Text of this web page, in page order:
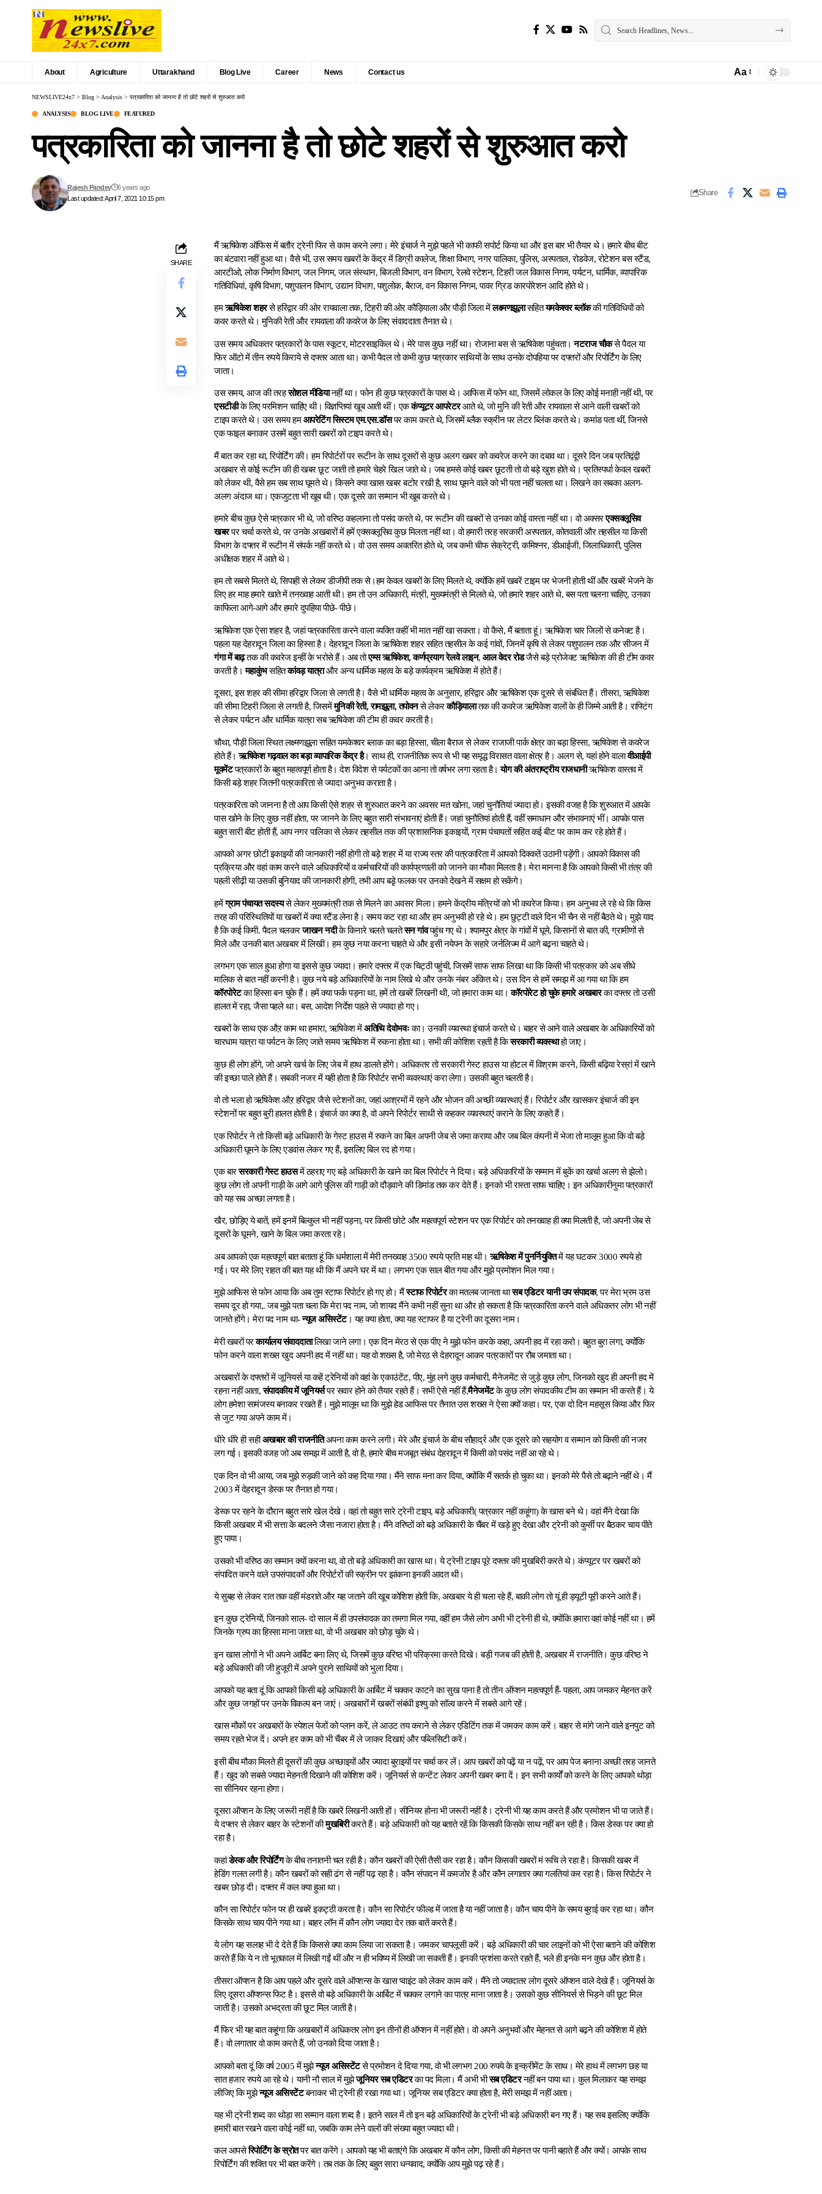
About Agriculture Uttarakhand Blog Live Career News Contact us Aa
NEWSLIVE24x7 > Blog > Analysis > पत्रकारिता को जानना है तो छोटे शहरों से शुरुआत करो
ANALYSIS BLOG LIVE FEATURED
पत्रकारिता को जानना है तो छोटे शहरों से शुरुआत करो
Last updated: April 7, 2021 10:15 pm
Rajesh Pandey 6 years ago
Share
SHARE
मैं ऋषिकेश ऑफिस में बतौर ट्रेनी फिर से काम करने लगा। मेरे इंचार्ज ने मुझे पहले भी काफी सपोर्ट किया था और इस बार भी तैयार थे। हमारे बीच बीट
का बंटवारा नहीं हुआ था। वैसे भी, उस समय खबरों के केंद्र में डिग्री कालेज, शिक्षा विभाग, नगर पालिका, पुलिस, अस्पताल, रोडवेज, रोटेशन बस स्टैंड,
आरटीओ, लोक निर्माण विभाग, जल निगम, जल संस्थान, बिजली विभाग, वन विभाग, रेलवे स्टेशन, टिहरी जल विकास निगम, पर्यटन, धार्मिक, व्यापारिक
गतिविधियां, कृषि विभाग, पशुपालन विभाग, उद्यान विभाग, पशुलोक, बैराज, वन विकास निगम, पावर ग्रिड कारपोरेशन आदि होते थे।
हमऋषिकेश शहरसे हरिद्वार की ओर रायवाला तक, टिहरी की ओर कौड़ियाला और पौड़ी जिला मेंलक्ष्मणझूलासहितयमकेश्वर ब्लॉककी गतिविधियों को
कवर करते थे। मुनिकी रेती और रायवाला की कवरेज के लिए संवाददाता तैनात थे।
उस समय अधिकतर पत्रकारों के पास स्कूटर, मोटरसाइकिल थे। मेरे पास कुछ नहीं था। रोजाना बस से ऋषिकेश पहुंचता।नटराज चौकसे पैदल या
फिर ऑटो में तीन रुपये किराये से दफ्तर आता था। कभी पैदल तो कभी कुछ पत्रकार साथियों के साथ उनके दोपहिया पर दफ्तरों और रिपोर्टिंग के लिए
जाता।
उस समय, आज की तरहसोशल मीडियानहीं था। फोन ही कुछ पत्रकारों के पास थे। आफिस में फोन था, जिसमें लोकल के लिए कोई मनाही नहीं थी, पर
एसटीडीके लिए परमिशन चाहिए थी। विज्ञप्तियां खूब आती थीं। एककंप्यूटर आपरेटरआते थे, जो मुनि की रेती और रायवाला से आने वाली खबरों को
टाइप करते थे। उस समय हमआपरेटिंग सिस्टम एम.एस.डॉसपर काम करते थे, जिसमें ब्लैक स्क्रीन पर लेटर ब्लिंक करते थे। कमांड पता थीं, जिनसे
एक फाइल बनाकर उसमें बहुत सारी खबरों को टाइप करते थे।
मैं बात कर रहा था, रिपोर्टिंग की। हम रिपोर्टरों पर रूटीन के साथ दूसरों से कुछ अलग खबर को कवरेज करने का दबाव था। दूसरे दिन जब प्रतिद्वंद्वी
अखबार से कोई रूटीन की ही खबर छूट जाती तो हमारे चेहरे खिल जाते थे। जब हमसे कोई खबर छूटती तो वो बड़े खुश होते थे। प्रतिस्पर्धा केवल खबरों
को लेकर थी, वैसे हम सब साथ घूमते थे। किसने क्या खास खबर बटोर रखी है, साथ घूमने वाले को भी पता नहीं चलता था। लिखने का सबका अलग-
अलग अंदाज था। एकजुटता भी खूब थी। एक दूसरे का सम्मान भी खूब करते थे।
हमारे बीच कुछ ऐसे पत्रकार भी थे, जो वरिष्ठ कहलाना तो पसंद करते थे, पर रूटीन की खबरों से उनका कोई वास्ता नहीं था। वो अक्सरएक्सक्लूसिव
खबरपर चर्चा करते थे, पर उनके अखबारों में हमें एक्सक्लूसिव कुछ मिलता नहीं था। वो हमारी तरह सरकारी अस्पताल, कोतवाली और तहसील या किसी
विभाग के दफ्तर में रूटीन में संपर्क नहीं करते थे। वो उस समय अवतरित होते थे, जब कभी चीफ सेक्रेट्री, कमिश्नर, डीआईजी, जिलाधिकारी, पुलिस
अधीक्षक शहर में आते थे।
हम तो सबसे मिलते थे, सिपाही से लेकर डीजीपी तक से।हम केवल खबरों के लिए मिलते थे, क्योंकि हमें खबरें टाइम पर भेजनी होती थीं और खबरें भेजने के
लिए हर माह हमारे खाते में तनख्वाह आती थी। हम तो उन अधिकारी, मंत्री, मुख्यमंत्री से मिलते थे, जो हमारे शहर आते थे, बस पता चलना चाहिए, उनका
काफिला आगे-आगे और हमारे दुपहिया पीछे- पीछे।
ऋषिकेश एक ऐसा शहर है, जहां पत्रकारिता करने वाला व्यक्ति कहीं भी मात नहीं खा सकता। वो कैसे, मैं बताता हूं। ऋषिकेश चार जिलों से कनेक्ट है।
पहला यह देहरादून जिला का हिस्सा है। देहरादून जिला के ऋषिकेश शहर सहित तहसील के कई गांवों, जिनमें कृषि से लेकर पशुपालन तक और सीजन में
गंगा में बाढ़तक की कवरेज इन्हीं के भरोसे हैं। अब तोएम्स ऋषिकेश, कर्णप्रयाग रेलवे लाइन,आल वेदर रोडजैसे बड़े प्रोजेक्ट ऋषिकेश की ही टीम कवर
करती है।महाकुंभसहितकांवड़ यात्राऔर अन्य धार्मिक महत्व के बड़े कार्यक्रम ऋषिकेश में होते हैं।
दूसरा, इस शहर की सीमा हरिद्वार जिला से लगती है। वैसे भी धार्मिक महत्व के अनुसार, हरिद्वार और ऋषिकेश एक दूसरे से संबंधित हैं। तीसरा, ऋषिकेश
की सीमा टिहरी जिला से लगती है, जिसमेंमुनिकी रेती, रामझूला, तपोवनसे लेकरकौड़ियालातक की कवरेज ऋषिकेश वालों के ही जिम्मे आती है। राफ्टिंग
से लेकर पर्यटन और धार्मिक यात्रा सब ऋषिकेश की टीम ही कवर करती है।
चौथा, पौड़ी जिला स्थित लक्ष्मणझूला सहित यमकेश्वर ब्लाक का बड़ा हिस्सा, चीला बैराज से लेकर राजाजी पार्क क्षेत्र का बड़ा हिस्सा, ऋषिकेश से कवरेज
होते हैं।ऋषिकेश गढ़वाल का बड़ा व्यापारिक केंद्र है। साथ ही, राजनीतिक रूप से भी यह समृद्ध विरासत वाला क्षेत्र है। अलग से, यहां होने वालावीआईपी
मूवमेंटपत्रकारों के बहुत महत्वपूर्ण होता है। देश विदेश से पर्यटकों का आना तो वर्षभर लगा रहता है।योग की अंतराष्ट्रीय राजधानीऋषिकेश वास्तव में
किसी बड़े शहर जितनी पत्रकारिता से ज्यादा अनुभव कराता है।
पत्रकारिता को जानना है तो आप किसी ऐसे शहर से शुरुआत करने का अवसर मत खोना, जहां चुनौतियां ज्यादा हो। इसकी वजह है कि शुरुआत में आपके
पास खोने के लिए कुछ नहीं होता, पर जानने के लिए बहुत सारी संभावनाएं होती हैं। जहां चुनौतियां होती हैं, वहीं समाधान और संभावनाएं भीं। आपके पास
बहुत सारी बीट होती हैं, आप नगर पालिका से लेकर तहसील तक की प्रशासनिक इकाइयों, ग्राम पंचायतों सहित कई बीट पर काम कर रहे होते हैं।
आपको अगर छोटी इकाइयों की जानकारी नहीं होगी तो बड़े शहर में या राज्य स्तर की पत्रकारिता में आपको दिक्कतें उठानी पड़ेंगी। आपको विकास की
प्रक्रिया और वहां काम करने वाले अधिकारियों व कर्मचारियों की कार्यप्रणाली को जानने का मौका मिलता है। मेरा मानना है कि आपको किसी भी तंत्र की
पहली सीढ़ी या उसकी बुनियाद की जानकारी होगी, तभी आप बडृ़े फलक पर उनको देखने में सक्षम हो सकेंगे।
हमेंग्राम पंचायत सदस्यसे लेकर मुख्यमंत्री तक से मिलने का अवसर मिला। हमने केंद्रीय मंत्रियों को भी कवरेज किया। हम अनुभव ले रहे थे कि किस
तरह की परिस्थितियों या खबरों में क्या स्टैंड लेना है। समय कट रहा था और हम अनुभवी हो रहे थे। हम छुट्टी वाले दिन भी चैन से नहीं बैठते थे। मुझे याद
है कि कई किमी. पैदल चलकरजाखन नदीके किनारे चलते चलतेसन गांवपहुंच गए थे। श्यामपुर क्षेत्र के गांवों में घूमे, किसानों से बात की, ग्रामीणों से
मिले और उनकी बात अखबार में लिखी। हम कुछ नया करना चाहते थे और इसी नयेपन के सहारे जर्नलिज्म में आगे बढ़ना चाहते थे।
लगभग एक साल हुआ होगा या इससे कुछ ज्यादा। हमारे दफ्तर में एक चिट्ठी पहुंची, जिसमें साफ साफ लिखा था कि किसी भी पत्रकार को अब सीधे
मालिक से बात नहीं करनी है। कुछ नये बड़े अधिकारियों के नाम लिखे थे और उनके नंबर अंकित थे। उस दिन से हमें समझ में आ गया था कि हम
कॉरपोरेटका हिस्सा बन चुके हैं। हमें क्या फर्क पड़ना था, हमें तो खबरें लिखनी थी, जो हमारा काम था।कॉरपोरेट हो चुके हमारे अखबारका दफ्तर तो उसी
हालत में रहा, जैसा पहले था। बस, आदेश निर्देश पहले से ज्यादा हो गए।
खबरों के साथ एक औऱ काम था हमारा, ऋषिकेश मेंअतिथि देवोभवःका। उनकी व्यवस्था इंचार्ज करते थे। बाहर से आने वाले अखबार के अधिकारियों को
चारधाम यात्रा या पर्यटन के लिए जाते समय ऋषिकेश में रुकना होता था। सभी की कोशिश रहती है किसरकारी व्यवस्थाहो जाए।
कुछ ही लोग होंगे, जो अपने खर्च के लिए जेब में हाथ डालते होंगे। अधिकतर तो सरकारी गेस्ट हाउस या होटल में विश्राम करने, किसी बढ़िया रेस्रां में खाने
की इच्छा पाले होते हैं। सबकी नजर में यही होता है कि रिपोर्टर सभी व्यवस्थाएं करा लेगा। उसकी बहुत चलती है।
वो तो भला हो ऋषिकेश औऱ हरिद्वार जैसे स्टेशनों का, जहां आश्रमों में रहने और भोजन की अच्छी व्यवस्थाएं हैं। रिपोर्टर और खासकर इंचार्ज की इन
स्टेशनों पर बहुत बुरी हालत होती है। इंचार्ज का क्या है, वो अपने रिपोर्टर साथी से कहकर व्यवस्थाएं कराने के लिए कहते हैं।
एक रिपोर्टर ने तो किसी बड़े अधिकारी के गेस्ट हाउस में रुकने का बिल अपनी जेब से जमा कराया और जब बिल कंपनी में भेजा तो मालूम हुआ कि वो बड़े
अधिकारी घूमने के लिए एडवांस लेकर गए हैं, इसलिए बिल रद हो गया।
एक बारसरकारी गेस्ट हाउसमें ठहराए गए बड़े अधिकारी के खाने का बिल रिपोर्टर ने दिया। बड़े अधिकारियों के सम्मान में बुकें का खर्चा अलग से झेलो।
कुछ लोग तो अपनी गाड़ी के आगे आगे पुलिस की गाड़ी को दौड़वाने की डिमांड तक कर देते हैं। इनको भी रास्ता साफ चाहिए। इन अधिकारीनुमा पत्रकारों
को यह सब अच्छा लगता है।
खैर, छोड़िए ये बातें, हमें इनमें बिल्कुल भी नहीं पड़ना, पर किसी छोटे और महत्वपूर्ण स्टेशन पर एक रिपोर्टर को तनख्वाह ही क्या मिलती है, जो अपनी जेब से
दूसरों के घूमने, खाने के बिल जमा करता रहे।
अब आपको एक महत्वपूर्ण बात बताता हूं कि धर्मशाला में मेरी तनख्वाह 3500 रुपये प्रति माह थी।ऋषिकेश में पुनर्नियुक्तिमें यह घटकर 3000 रुपये हो
गई। पर मेरे लिए राहत की बात यह थी कि मैं अपने घर में था। लगभग एक साल बीत गया और मुझे प्रमोशन मिल गया।
मुझे आफिस से फोन आया कि अब तुम स्टाफ रिपोर्टर हो गए हो। मैंस्टाफ रिपोर्टरका मतलब जानता थासब एडिटर यानी उप संपादक, पर मेरा भ्रम उस
समय दूर हो गया,. जब मुझे पता चला कि मेरा पद नाम, जो शायद मैंने कभी नहीं सुना था और हो सकता है कि पत्रकारिता करने वाले अधिकतर लोग भी नहीं
जानते होंगे। मेरा पद नाम था-न्यूज असिस्टेंट। यह क्या होता, क्या यह स्टाफर है या ट्रेनी का दूसरा नाम।
मेरी खबरों परकार्यालय संवाददातालिखा जाने लगा। एक दिन मेरठ से एक पीए ने मुझे फोन करके कहा, अपनी हद में रहा करो। बहुत बुरा लगा, क्योंकि
फोन करने वाला शख्स खुद अपनी हद में नहीं था। यह वो शख्स है, जो मेरठ से देहरादून आकर पत्रकारों पर रौब जमाता था।
अखबारों के दफ्तरों में जूनियर्स या कहें ट्रेनियों को वहां के एकाउंटेंट, पीए, मुंह लगे कुछ कर्मचारी, मैनेजमेंट से जुड़े कुछ लोग, जिनको खुद ही अपनी हद में
रहना नहीं आता,संपादकीय में जूनियर्सपर सवार होने को तैयार रहते हैं। सभी ऐसे नहीं हैं,मैनेजमेंटके कुछ लोग संपादकीय टीम का सम्मान भी करते हैं। ये
लोग हमेशा सामंजस्य बनाकर रखते हैं। मुझे मालूम था कि मुझे हेड आफिस पर तैनात उस शख्स ने ऐसा क्यों कहा। पर, एक दो दिन महसूस किया और फिर
से जुट गया अपने काम में।
धीरे धीरे ही सहीअखबार की राजनीतिअपना काम करने लगी। मेरे और इंचार्ज के बीच सौहार्द्र और एक दूसरे को सहयोग व सम्मान को किसी की नजर
लग गई। इसकी वजह जो अब समझ में आती है, वो है, हमारे बीच मजबूत संबंध देहरादून में किसी को पसंद नहीं आ रहे थे।
एक दिन वो भी आया, जब मुझे रुड़की जाने को कह दिया गया। मैंने साफ मना कर दिया, क्योंकि मैं सतर्क हो चुका था। इनको मेरे पैसे तो बढ़ाने नहीं थे। मैं
2003 में देहरादून डेस्क पर तैनात हो गया।
डेस्क पर रहने के दौरान बहुत सारे खेल देखे। वहां तो बहुत सारे ट्रेनी टाइप, बड़े अधिकारी( पत्रकार नहीं कहूंगा) के खास बने थे। वहां मैंने देखा कि
किसी अखबार में भी सत्ता के बदलने जैसा नजारा होता है। मैंने वरिष्ठों को बड़े अधिकारी के चैंबर में खड़े हुए देखा और ट्रेनी को कुर्सी पर बैठकर चाय पीते
हुए पाया।
उसको भी वरिष्ठ का सम्मान क्यों करना था, वो तो बड़े अधिकारी का खास था। ये ट्रेनी टाइप पूरे दफ्तर की मुखबिरी करते थे। कंप्यूटर पर खबरों को
संपादित करने वाले उपसंपादकों और रिपोर्टरों की स्क्रीन पर झांकना इनकी आदत थी।
ये सुबह से लेकर रात तक वहीं मंडराते और यह जताने की खूब कोशिश होती कि, अखबार ये ही चला रहे हैं, बाकी लोग तो यूं ही ड्यूटी पूरी करने आते हैं।
इन कुछ ट्रेनियों, जिनको साल- दो साल में ही उपसंपादक का तमगा मिल गया, वहीं हम जैसे लोग अभी भी ट्रेनी ही थे, क्योंकि हमारा वहां कोई नहीं था। हमें
जिनके ग्रुप का हिस्सा माना जाता था, वो भी अखबार को छोड़ चुके थे।
इन खास लोगों ने भी अपने आर्बिट बना लिए थे, जिसमें कुछ वरिष्ठ भी परिक्रमा करते दिखे। बड़ी गजब की होती है, अखबार में राजनीति। कुछ वरिष्ठ ने
बड़े अधिकारी की जी हुजूरी में अपने पुराने साथियों को भुला दिया।
आपको यह बता दूं कि आपको किसी बड़े अधिकारी के आर्बिट में चक्कर काटने का सुख पाना है तो तीन ऑप्शन महत्वपूर्ण हैं- पहला, आप जमकर मेहनत करें
और कुछ जगहों पर उनके विकल्प बन जाएं। अखबारों में खबरों संबंधी इश्यु को सॉल्व करने में सबसे आगे रहें।
खास मौकों पर अखबारों के स्पेशल पेजों को प्लान करें, ले आउट तय कराने से लेकर एडिटिंग तक में जमकर काम करें। बाहर से मांगे जाने वाले इनपुट को
समय रहते भेज दें। अपने हर काम को भी चैंबर में ले जाकर दिखाएं और पब्लिसिटी करें।
इसी बीच मौका मिलते ही दूसरों की कुछ अच्छाइयों और ज्यादा बुराइयों पर चर्चा कर लें। आप खबरों को पढ़ें या न पढ़ें, पर आप पेज बनाना अच्छी तरह जानते
हैं। खुद को सबसे ज्यादा मेहनती दिखाने की कोशिश करें। जूनियर्स से कन्टेंट लेकर अपनी खबर बना दें। इन सभी कार्यों को करने के लिए आपको थोड़ा
सा सीनियर रहना होगा।
दूसरा ऑप्शन के लिए जरूरी नहीं है कि खबरें लिखनी आती हों। सीनियर होना भी जरूरी नहीं है। ट्रेनी भी यह काम करते हैं और प्रमोशन भी पा जाते हैं।
ये दफ्तर से लेकर बाहर के स्टेशनों कीमुखबिरीकरते हैं। बड़े अधिकारी को यह बताते रहें कि किसकी किसके साथ नहीं बन रही है। किस डेस्क पर क्या हो
रहा है।
कहांडेस्क और रिपोर्टिंगके बीच तनातनी चल रही है। कौन खबरों की ऐसी तैसी कर रहा है। कौन किसकी खबरों मं रूचि ले रहा है। किसकी खबर में
हेडिंग गलत लगी है। कौन खबरों को सही ढंग से नहीं पढ़ रहा है। कौन संपादन में कमजोर है और कौन लगातार क्या गलतियां कर रहा है। किस रिपोर्टर ने
खबर छोड़ दी। दफ्तर में कल क्या हुआ था।
कौन सा रिपोर्टर फोन पर ही खबरें इकट्ठी करता है। कौन सा रिपोर्टर फील्ड में जाता है या नहीं जाता है। कौन चाय पीने के समय बुराई कर रहा था। कौन
किसके साथ चाय पीने गया था। बाहर लॉन में कौन लोग ज्यादा देर तक बातें करते हैं।
ये लोग यह सलाह भी दे देते हैं कि किससे क्या काम लिया जा सकता है। जमकर चापलूसी करें। बड़े अधिकारी की चार लाइनों को भी ऐसा बताने की कोशिश
करते हैं कि ये न तो भूतकाल में लिखी गईं थीं और न ही भविष्य में लिखी जा सकती हैं। इनकी प्रशंसा करते रहते हैं, भले ही इनके मन कुछ और होता है।
तीसरा ऑप्शन है कि आप पहले और दूसरे वाले ऑप्शन्स के खास प्वाइंट को लेकर काम करें। मैंने तो ज्यादातर लोग दूसरे ऑप्शन वाले देखे हैं। जूनियर्स के
लिए दूसरा ऑप्शन्स फिट है। इससे वो बड़े अधिकारी के आर्बिट में चक्कर लगाने का पात्र माना जाता है। उसको कुछ सीनियर्स से भिड़ने की छूट मिल
जाती है। उसको अभद्रता की छूट मिल जाती है।
मैं फिर भी यह बात कहूंगा कि अखबारों में अधिकतर लोग इन तीनों ही ऑप्शन में नहीं होते। वो अपने अनुभवों और मेहनत से आगे बढ़ने की कोशिश में होते
हैं। वो लगातार वो काम करते हैं, जो उनको दिया जाता है।
आपको बता दूं कि वर्ष 2005 में मुझेन्यूज असिस्टेंटसे प्रमोशन दे दिया गया, वो भी लगभग 200 रुपये के इन्क्रीमेंट के साथ। मेरे हाथ में लगभग छह या
सात हजार रुपये आ रहे थे। यानी नौ साल में मुझेजूनियर सब एडिटरका पद मिला। मैं अभी भीसब एडिटरनहीं बन पाया था। कुल मिलाकर यह समझ
लीजिए कि मुझेन्यूज असिस्टेंटबनाकर भी ट्रेनी ही रखा गया था। जूनियर सब एडिटर क्या होता है, मेरी समझ में नहीं आता।
यह भी ट्रेनी शब्द का थोड़ा सा सम्मान वाला शब्द है। इतने साल में तो इन बड़े अधिकारियों के ट्रेनी भी बड़े अधिकारी बन गए हैं। यह सब इसलिए क्योंकि
हमारी बात रखने वाला कोई नहीं था, जबकि काम लेने वालों की संख्या बहुत ज्यादा थी।
कल आपसेरिपोर्टिंग के स्रोतपर बात करेंगे। आपको यह भी बताएंगे कि अखबार में कौन लोग, किसी की मेहनत पर पानी बहाते हैं और क्यों। आपके साथ
रिपोर्टिंग की शक्ति पर भी बात करेंगे। तब तक के लिए बहुत सारा धन्यवाद, क्योंकि आप मुझे पढ़ रहे हैं।